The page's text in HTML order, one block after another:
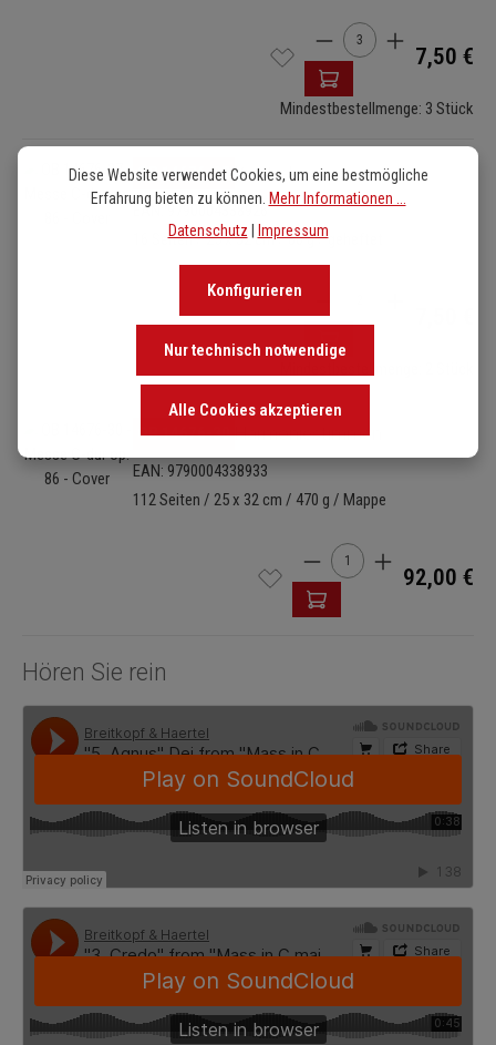
Produkt Anzahl: Gib
7,50 €
Mindestbestellmenge: 3 Stück
Bildergalerie überspringenOB 14676-27 Kontrabass
EAN: 9790004338926
16 Seiten / 25 x 32 cm / 80 g / geheftet
OB 14676-30 Harmoniestimmen
EAN: 9790004338933
112 Seiten / 25 x 32 cm / 470 g / Mappe
Produkt Anzahl: Gib
92,00 €
Hören Sie rein
Diese Website verwendet Cookies, um eine bestmögliche
Erfahrung bieten zu können. Mehr Informationen ...
Datenschutz
Impressum
Nur technisch notwendige
Konfigurieren
Alle Cookies akzeptieren